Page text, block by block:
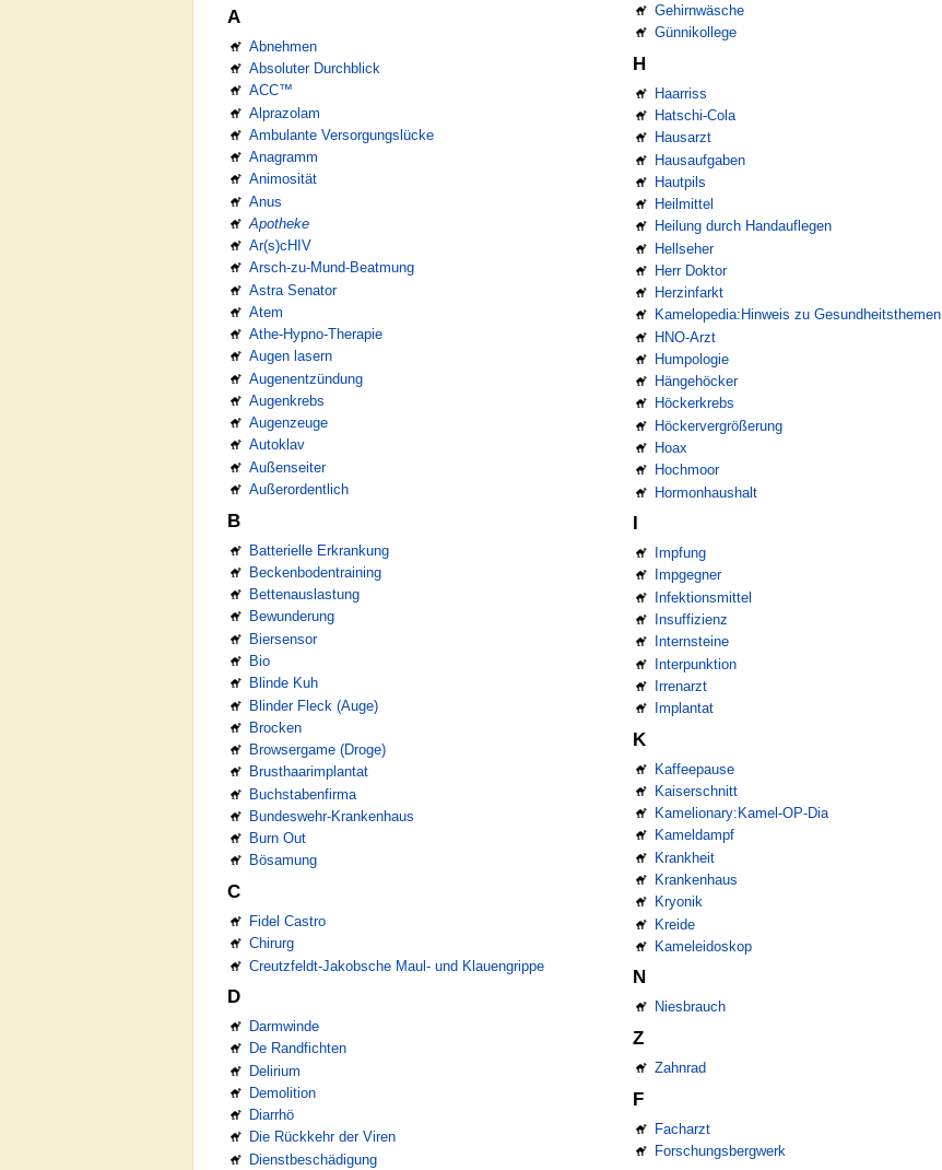
A
Abnehmen
Absoluter Durchblick
ACC™
Alprazolam
Ambulante Versorgungslücke
Anagramm
Animosität
Anus
Apotheke
Ar(s)cHIV
Arsch-zu-Mund-Beatmung
Astra Senator
Atem
Athe-Hypno-Therapie
Augen lasern
Augenentzündung
Augenkrebs
Augenzeuge
Autoklav
Außenseiter
Außerordentlich
B
Batterielle Erkrankung
Beckenbodentraining
Bettenauslastung
Bewunderung
Biersensor
Bio
Blinde Kuh
Blinder Fleck (Auge)
Brocken
Browsergame (Droge)
Brusthaarimplantat
Buchstabenfirma
Bundeswehr-Krankenhaus
Burn Out
Bösamung
C
Fidel Castro
Chirurg
Creutzfeldt-Jakobsche Maul- und Klauengrippe
D
Darmwinde
De Randfichten
Delirium
Demolition
Diarrhö
Die Rückkehr der Viren
Dienstbeschädigung
Gehirnwäsche
Günnikollege
H
Haarriss
Hatschi-Cola
Hausarzt
Hausaufgaben
Hautpils
Heilmittel
Heilung durch Handauflegen
Hellseher
Herr Doktor
Herzinfarkt
Kamelopedia:Hinweis zu Gesundheitsthemen
HNO-Arzt
Humpologie
Hängehöcker
Höckerkrebs
Höckervergrößerung
Hoax
Hochmoor
Hormonhaushalt
Impfung
Impgegner
Infektionsmittel
Insuffizienz
Internsteine
Interpunktion
Irrenarzt
Implantat
K
Kaffeepause
Kaiserschnitt
Kamelionary:Kamel-OP-Dia
Kameldampf
Krankheit
Krankenhaus
Kryonik
Kreide
Kameleidoskop
N
Niesbrauch
Z
Zahnrad
F
Facharzt
Forschungsbergwerk